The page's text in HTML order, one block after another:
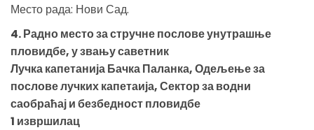
Место рада: Нови Сад.
4. Радно место за стручне послове унутрашње
пловидбе, у звању саветник
Лучка капетанија Бачка Паланка, Одељење за
послове лучких капетаија, Сектор за водни
саобраћај и безбедност пловидбе
1 извршилац